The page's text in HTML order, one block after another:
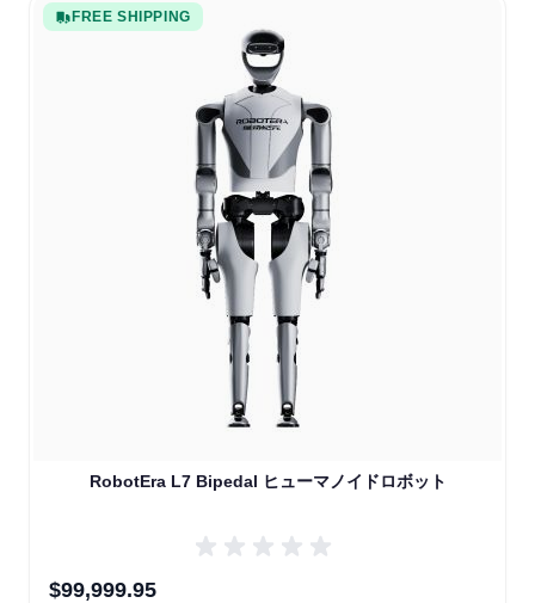
FREE SHIPPING
RobotEra L7 Bipedal ヒューマノイドロボット
$99,999.95